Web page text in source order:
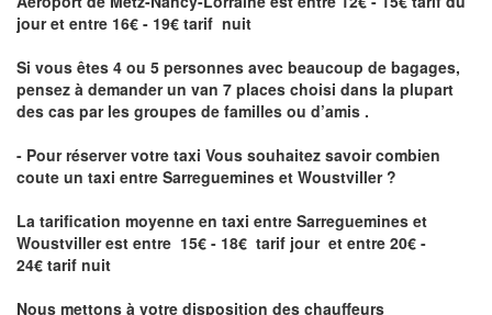
jour et entre 16€ - 19€ tarif nuit
Si vous êtes 4 ou 5 personnes avec beaucoup de bagages,
pensez à demander un van 7 places choisi dans la plupart
des cas par les groupes de familles ou d’amis .
- Pour réserver votre taxi Vous souhaitez savoircombien
coute un taxi entre Sarreguemines et Woustviller ?
La tarification moyenne en taxi entre Sarreguemines et
Woustviller est entre 15€ - 18€ tarif jour et entre 20€ -
24€ tarif nuit
Nous mettons à votre disposition des chauffeurs